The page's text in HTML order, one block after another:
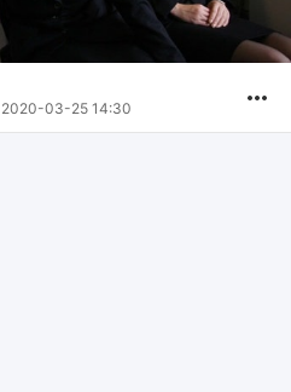
2020-03-25 14:30